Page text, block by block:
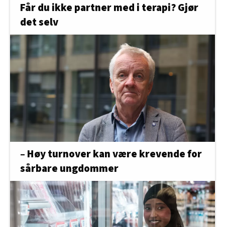
Får du ikke partner med i terapi? Gjør
det selv
– Høy turnover kan være krevende for
sårbare ungdommer